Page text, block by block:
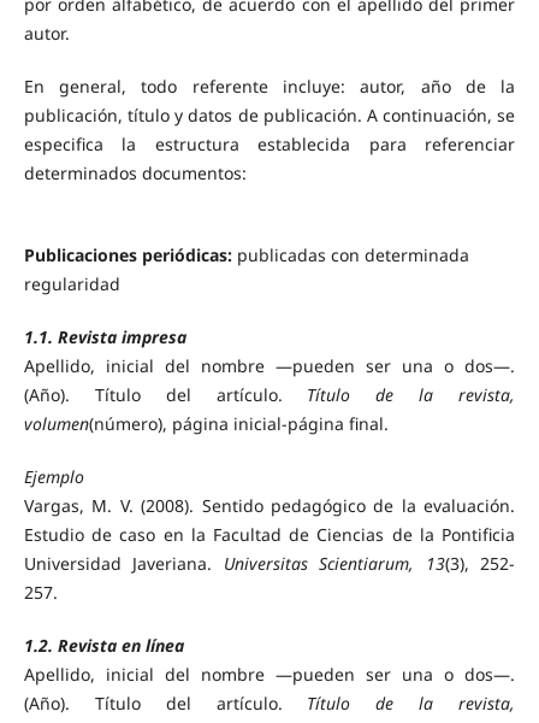
autor.
En general, todo referente incluye: autor, año de la
publicación, título y datos de publicación. A continuación, se
especifica la estructura establecida para referenciar
determinados documentos:
Publicaciones periódicas: publicadas con determinada
regularidad
1.1. Revista impresa
Apellido, inicial del nombre —pueden ser una o dos—.
(Año). Título del artículo. Título de la revista,
volumen(número), página inicial-página final.
Ejemplo
Vargas, M. V. (2008). Sentido pedagógico de la evaluación.
Estudio de caso en la Facultad de Ciencias de la Pontificia
Universidad Javeriana. Universitas Scientiarum, 13(3), 252-
257.
1.2. Revista en línea
Apellido, inicial del nombre —pueden ser una o dos—.
(Año). Título del artículo. Título de la revista,